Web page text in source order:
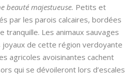
beauté majestueuse. Petits et
par les parois calcaires, bordées
tranquille. Les animaux sauvages
de cette région verdoyante
agricoles avoisinantes cachent
qui se dévoileront lors d’escales